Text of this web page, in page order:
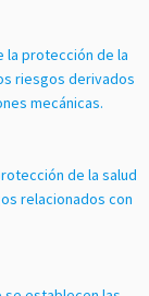
la protección de la
riesgos derivados
mecánicas.
de la salud
relacionados con